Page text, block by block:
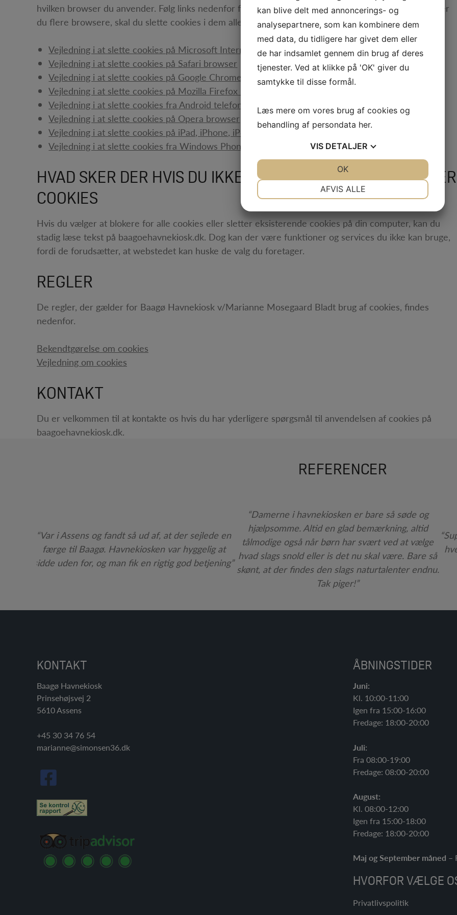
hvilken browser du anvender. Følg links nedenfor får at få vejledninger til din browser. Husk, at bruger
du flere browsere, skal du slette cookies i dem alle.
Vejledning i at slette cookies på Microsoft Internet Explorer
Vejledning i at slette cookies på Safari browser
Vejledning i at slette cookies på Google Chrome browser
Vejledning i at slette cookies på Mozilla Firefox browser
Vejledning i at slette cookies fra Android telefoner
Vejledning i at slette cookies på Opera browser
Vejledning i at slette cookies på iPad, iPhone, iPod touch
Vejledning i at slette cookies fra Windows Phone
HVAD SKER DER HVIS DU IKKE ACCEPTERER ELLER SLETTER
COOKIES
Hvis du vælger at blokere for alle cookies eller sletter eksisterende cookies på din computer, kan du
stadig læse tekst på baagoehavnekiosk.dk. Dog kan der være funktioner og services du ikke kan bruge,
fordi de forudsætter, at webstedet kan huske de valg du foretager.
REGLER
De regler, der gælder for Baagø Havnekiosk v/Marianne Mosegaard Bladt brug af cookies, findes
nedenfor.
Bekendtgørelse om cookies
Vejledning om cookies
KONTAKT
Du er velkommen til at kontakte os hvis du har yderligere spørgsmål til anvendelsen af cookies på
baagoehavnekiosk.dk.
REFERENCER
“Var i Assens og fandt så ud af, at der sejlede en
færge til Baagø. Havnekiosken var hyggelig at
sidde uden for, og man fik en rigtig god betjening”
“Damerne i havnekiosken er bare så søde og
hjælpsomme. Altid en glad bemærkning, altid
tålmodige også når børn har svært ved at vælge
hvad slags snold eller is det nu skal være. Bare så
skønt, at der findes den slags naturtalenter endnu.
Tak piger!”
KONTAKT
Baagø Havnekiosk
Prinsehøjsvej 2
5610 Assens
+45 30 34 76 54
marianne@simonsen36.dk
ÅBNINGSTIDER
Juni:
Kl. 10:00-11:00
Igen fra 15:00-16:00
Fredage: 18:00-20:00
Juli:
Fra 08:00-19:00
Fredage: 08:00-20:00
August:
Kl. 08:00-12:00
Igen fra 15:00-18:00
Fredage: 18:00-20:00
Maj og September måned –
HVORFOR VÆLGE
Privatlivspolitik
kan blive delt med annoncerings- og
analysepartnere, som kan kombinere dem
med data, du tidligere har givet dem eller
de har indsamlet gennem din brug af deres
tjenester. Ved at klikke på 'OK' giver du
samtykke til disse formål.
Læs mere om vores brug af cookies og
behandling af persondata her.
VIS DETALJER
MARKETING STATISTIK
AFVIS ALLE
OK